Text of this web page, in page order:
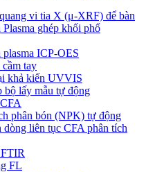
vi tia X (μ-XRF) để bàn
ghép khối phổ
ICP-OES
tay
khả kiến UVVIS
bộ lấy mẫu tự động
phân bón (NPK) tự động
liên tục CFA phân tích
FL